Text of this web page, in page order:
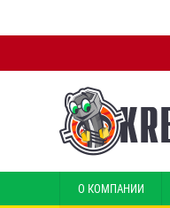
О КОМПАНИИ